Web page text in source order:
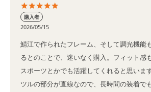
購入者
2026/05/15
鯖江で作られたフレーム、そして調光機能
るとのことで、迷いなく購入。フィット感
スポーツとかでも活躍してくれると思いま
ツルの部分が直線なので、長時間の装着で